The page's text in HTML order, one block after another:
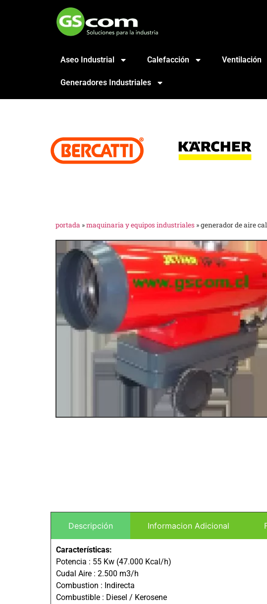
Aseo Industrial Calefacción Ventilación
Generadores Industriales
portada »maquinaria y equipos industriales »generador de aire
Descripción Informacion Adicional
Características:
Potencia : 55 Kw (47.000 Kcal/h)
Cudal Aire : 2.500 m3/h
Combustion : Indirecta
Combustible : Diesel / Kerosene